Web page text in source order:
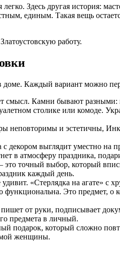
Здесь другая история:
единым. Такая вещь
работу.
доме. Каждый вариант можно
Камни бывают разными:
столике или комоде.
и эстетичны,
декором выглядит уместно
в атмосферу праздника,
точный выбор, который
каждый день.
«Стерлядка на агате» с
Это предмет, о
от руки, подписывает
предмета в личный.
подарок, который сложно
женщины.